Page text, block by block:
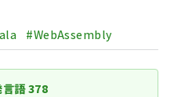
#WebAssembly
言語378